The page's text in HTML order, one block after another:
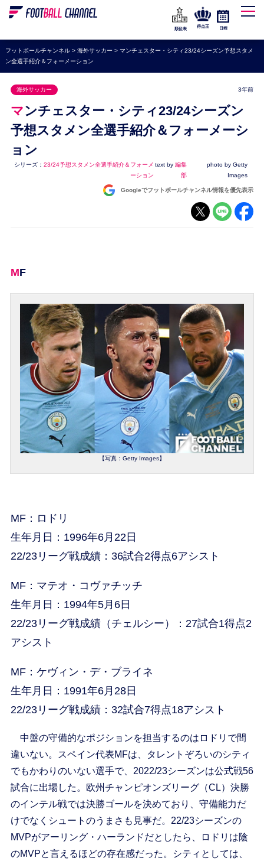
WEリーグ
海外サッカー
プレミアリーグ
ラ・リーガ
セリエA
ブンデスリーガ
ナショナルチーム
順位表
得点王 日程
フットボールチャンネル> 海外サッカー > マンチェスター・シティ23/24シーズン予想スタメ
ン全選手紹介＆フォーメーション
海外サッカー 3年前
マンチェスター・シティ23/24シーズン
予想スタメン全選手紹介＆フォーメーシ
ョン
シリーズ： 23/24予想スタメン全選手紹介＆フォーメ
ーション
text by編集
部
photo by Getty
Images
Googleでフットボールチャンネル情報を優先表示
MF
【写真：Getty Images】
MF：ロドリ
生年月日：1996年6月22日
22/23リーグ戦成績：36試合2得点6アシスト
MF：マテオ・コヴァチッチ
生年月日：1994年5月6日
22/23リーグ戦成績（チェルシー）：27試合1得点2
アシスト
MF：ケヴィン・デ・ブライネ
生年月日：1991年6月28日
22/23リーグ戦成績：32試合7得点18アシスト
中盤の守備的なポジションを担当するのはロドリで間
違いない。スペイン代表MFは、タレントぞろいのシティ
でもかわりのいない選手で、2022/23シーズンは公式戦56
試合に出場した。欧州チャンピオンズリーグ（CL）決勝
のインテル戦では決勝ゴールを決めており、守備能力だ
けでなくシュートのうまさも見事だ。22/23シーズンの
MVPがアーリング・ハーランドだとしたら、ロドリは陰
のMVPと言えるほどの存在感だった。シティとしては、